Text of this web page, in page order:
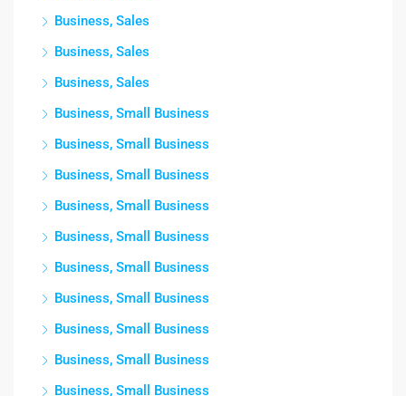
Business, Sales
Business, Sales
Business, Sales
Business, Small Business
Business, Small Business
Business, Small Business
Business, Small Business
Business, Small Business
Business, Small Business
Business, Small Business
Business, Small Business
Business, Small Business
Business, Small Business